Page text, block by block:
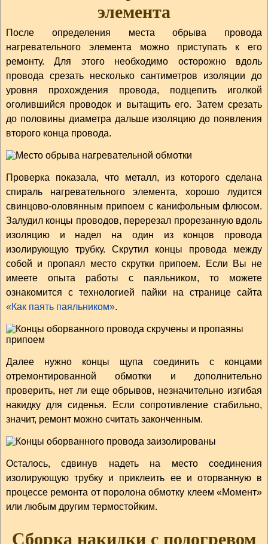
элемента
После определения места обрыва провода
нагревательного элемента можно приступать к его
ремонту. Для этого необходимо осторожно вдоль
провода срезать несколько сантиметров изоляции до
уровня прохождения провода, подцепить иголкой
оголившийся проводок и вытащить его. Затем срезать
до половины диаметра дальше изоляцию до появления
второго конца провода.
Проверка показала, что металл, из которого сделана
спираль нагревательного элемента, хорошо лудится
свинцово-оловянным припоем с канифольным флюсом.
Залудил концы проводов, перерезал прорезанную вдоль
изоляцию и надел на один из концов провода
изолирующую трубку. Скрутил концы провода между
собой и пропаял место скрутки припоем. Если Вы не
имеете опыта работы с паяльником, то можете
ознакомится с технологией пайки на странице сайта
«Как паять паяльником».
Далее нужно концы щупа соединить с концами
отремонтированной обмотки и дополнительно
проверить, нет ли еще обрывов, незначительно изгибая
накидку для сиденья. Если сопротивление стабильно,
значит, ремонт можно считать законченным.
Осталось, сдвинув надеть на место соединения
изолирующую трубку и приклеить ее и оторванную в
процессе ремонта от поролона обмотку клеем «Момент»
или любым другим термостойким.
Сборка накидки с подогревом